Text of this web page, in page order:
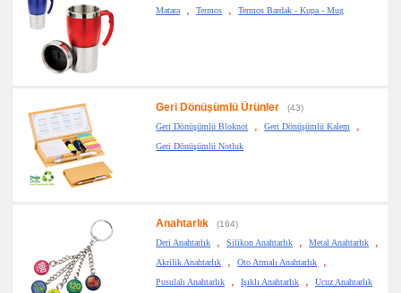
Matara , Termos , Termos Bardak - Kupa - Mug
Geri Dönüşümlü Ürünler
(43)
Geri Dönüşümlü Bloknot
, Geri Dönüşümlü Kalem ,
Geri Dönüşümlü Notluk
Anahtarlık
(164)
Deri Anahtarlık
, Silikon Anahtarlık , Metal Anahtarlık ,
Akrilik Anahtarlık , Oto Armalı Anahtarlık ,
Pusulalı Anahtarlık , Işıklı Anahtarlık , Ucuz Anahtarlık